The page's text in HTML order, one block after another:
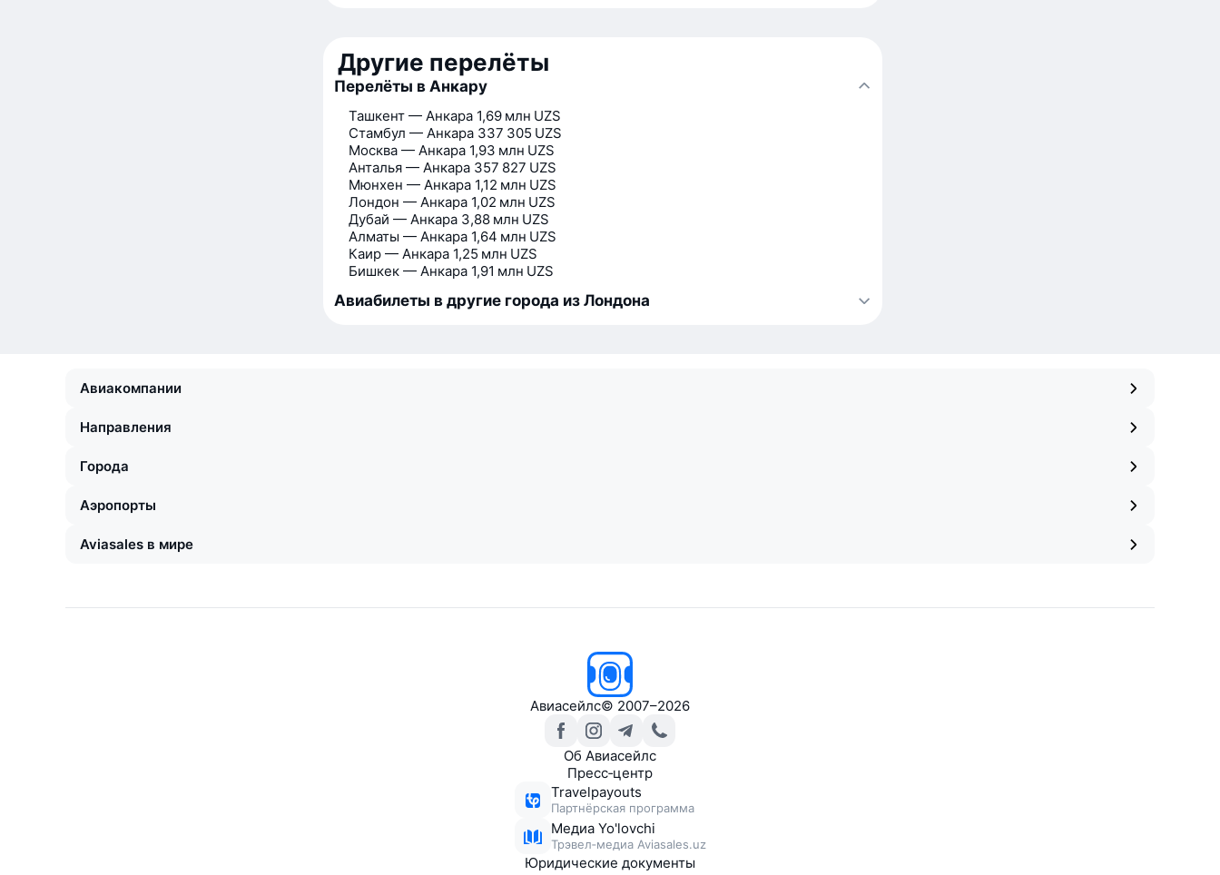
Другие перелёты
Перелёты в Анкару
Ташкент — Анкара 1,69 млн UZS
Стамбул — Анкара 337 305 UZS
Москва — Анкара 1,93 млн UZS
Анталья — Анкара 357 827 UZS
Мюнхен — Анкара 1,12 млн UZS
Лондон — Анкара 1,02 млн UZS
Дубай — Анкара 3,88 млн UZS
Алматы — Анкара 1,64 млн UZS
Каир — Анкара 1,25 млн UZS
Бишкек — Анкара 1,91 млн UZS
Авиабилеты в другие города из Лондона
Авиакомпании
Направления
Города
Аэропорты
Aviasales в мире
Авиасейлс© 2007–2026
Об Авиасейлс
Пресс‑центр
Travelpayouts
Партнёрская программа
Медиа Yo'lovchi
Трэвел‑медиа Aviasales.uz
Юридические документы